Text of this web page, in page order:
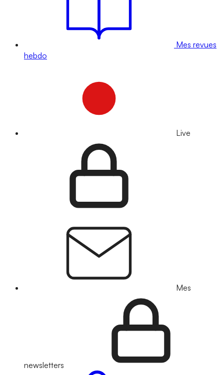
Mes revues
hebdo
Live
Mes
newsletters